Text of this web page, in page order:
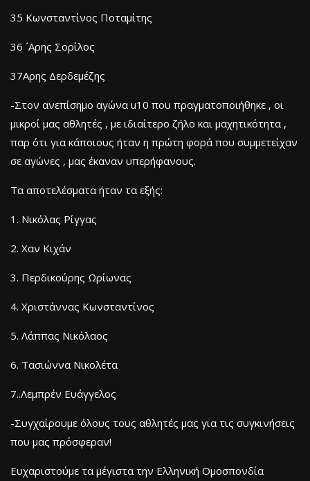
35 Κωνσταντίνος Ποταμίτης
36 ´Αρης Σορίλος
37Αρης Δερδεμέζης
-Στον ανεπίσημο αγώνα u10 που πραγματοποιήθηκε , οι
μικροί μας αθλητές , με ιδιαίτερο ζήλο και μαχητικότητα ,
παρ ότι για κάποιους ήταν η πρώτη φορά που συμμετείχαν
σε αγώνες , μας έκαναν υπερήφανους.
Τα αποτελέσματα ήταν τα εξής:
1. Νικόλας Ρίγγας
2. Χαν Κιχάν
3. Περδικούρης Ωρίωνας
4. Χριστάννας Κωνσταντίνος
5. Λάππας Νικόλαος
6. Τασιώννα Νικολέτα
7..Λεμπρέν Ευάγγελος
-Συγχαίρουμε όλους τους αθλητές μας για τις συγκινήσεις
που μας πρόσφεραν!
Ευχαριστούμε τα μέγιστα την Ελληνική Ομοσπονδία